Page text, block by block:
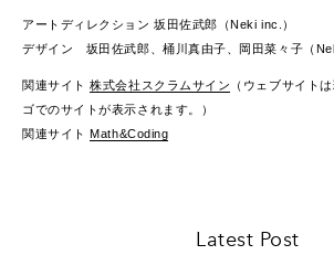
アートディレクション 坂田佐武郎（Neki inc.）
デザイン 坂田佐武郎、桶川真由子、岡田菜々子（
関連サイト株式会社スクラムサイン
（ウェブサイト
ゴでのサイトが表示されます。）
関連サイト Math&Coding
Latest Post